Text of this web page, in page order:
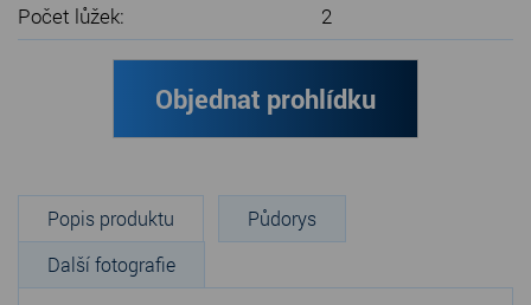
Počet lůžek:
2
Objednat prohlídku
Popis produktu
Půdorys
Další fotografie